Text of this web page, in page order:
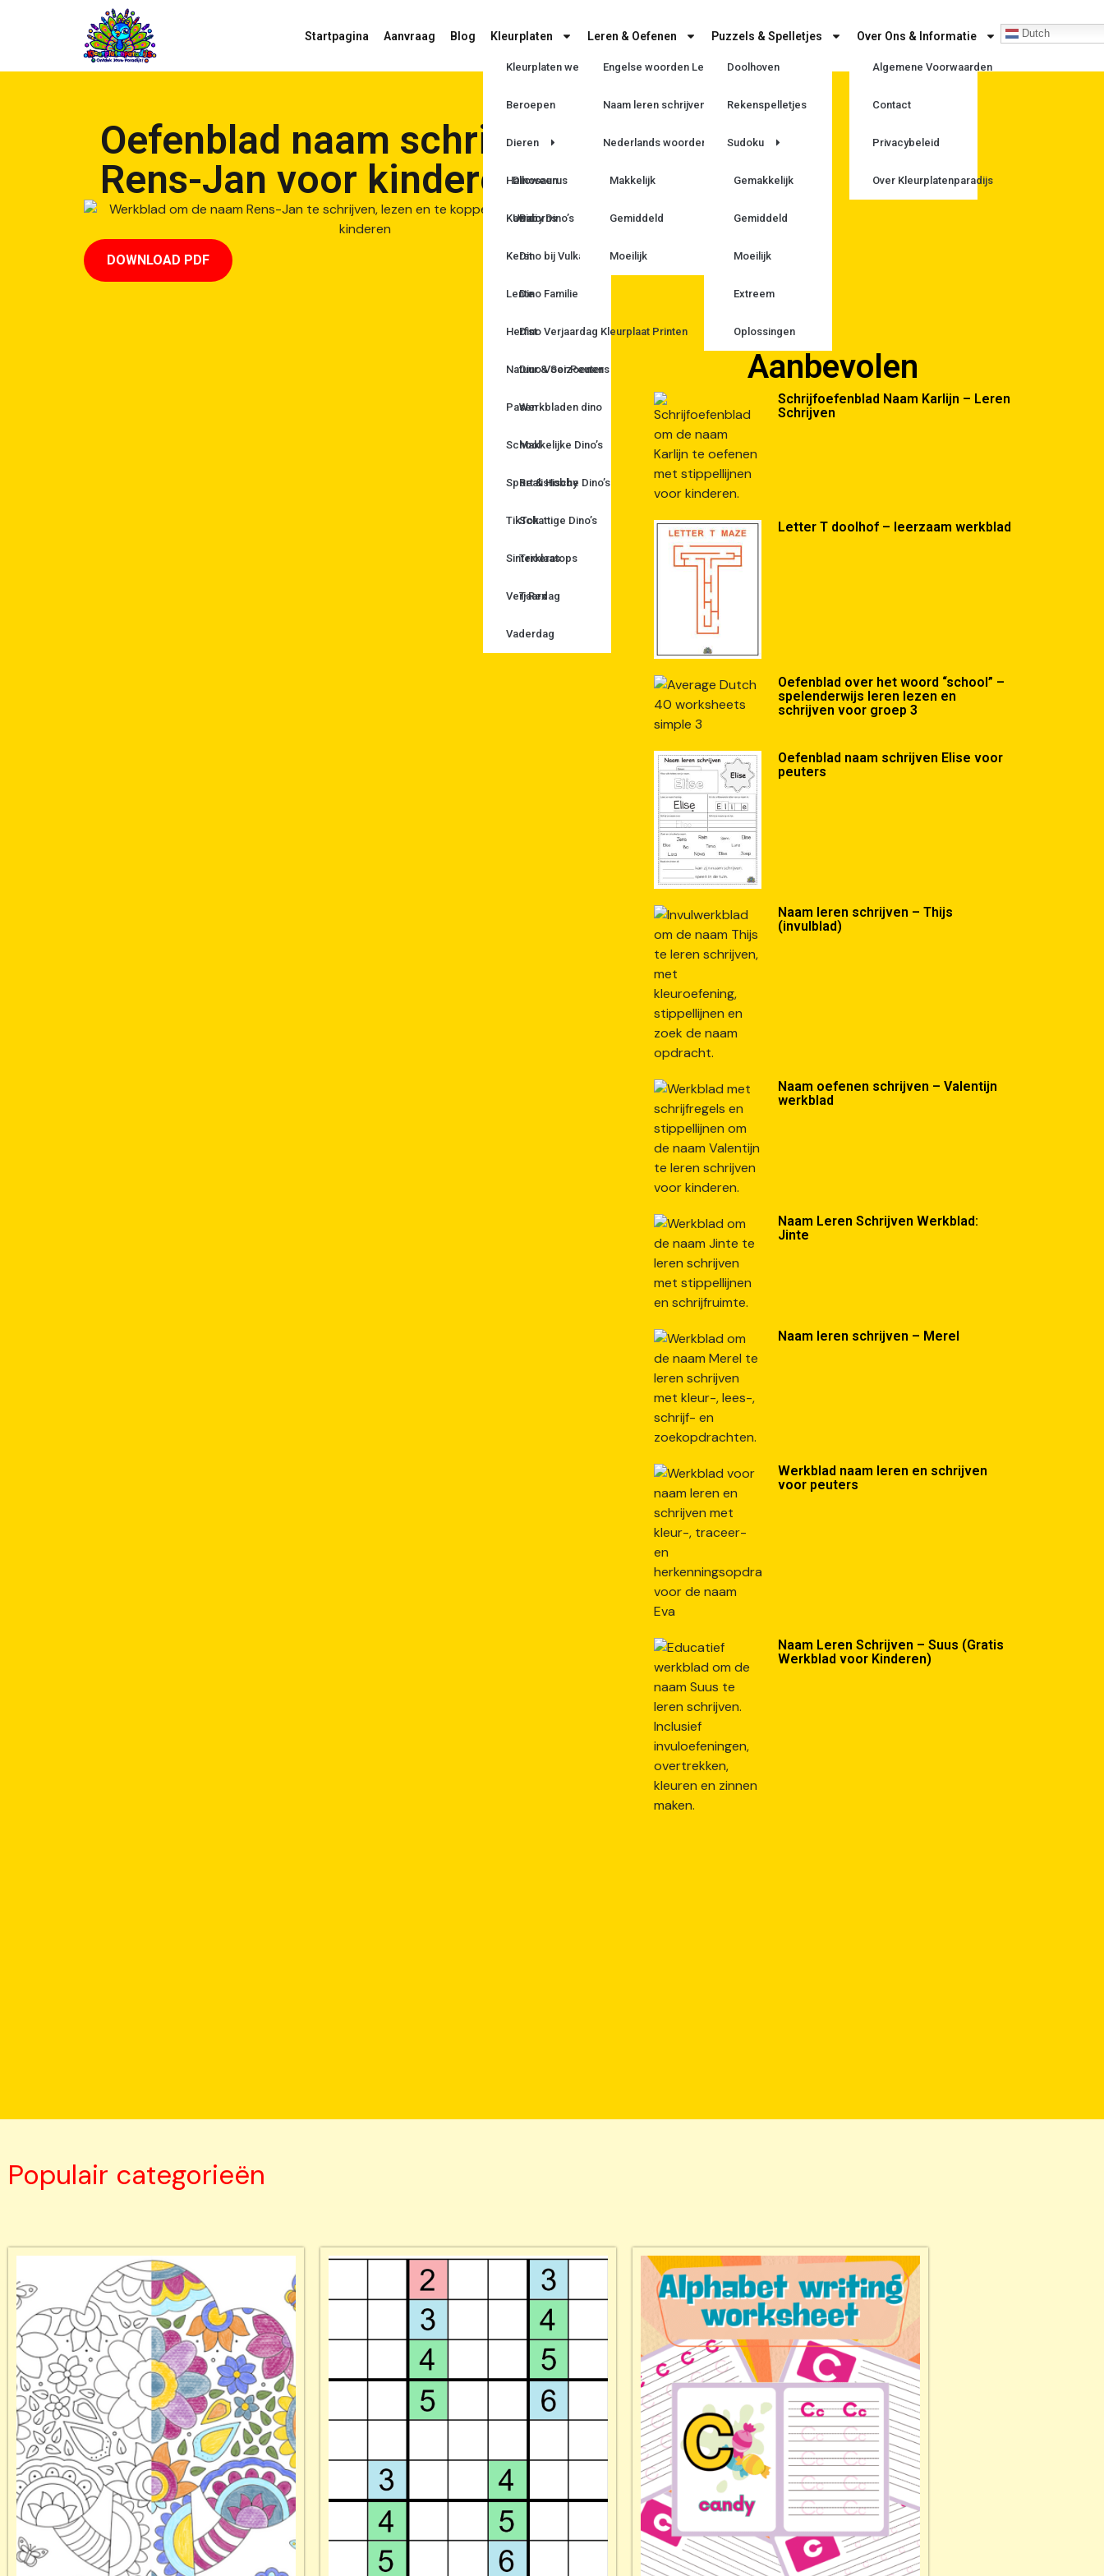
Startpagina Aanvraag Blog Kleurplaten
Kleurplaten wedstrijd
Beroepen
Dieren
Dinosaurus
Baby Dino’s
Dino bij Vulkaan
Dino Familie
Dino Verjaardag Kleurplaat Printen
Dino Voor Peuters
Werkbladen dino
Makkelijke Dino’s
Realistische Dino’s
Schattige Dino’s
Triceratops
T-Rex
Unicorns
Halloween
Kawaii
Kerst
Lente
Herfst
Natuur & Seizoenen
Pasen
School
Sport & Hobby
TikTok
Sinterklaas
Verjaardag
Vaderdag
Leren & Oefenen
Engelse woorden Leren
Naam leren schrijven
Nederlands woorden Leren
Makkelijk
Gemiddeld
Moeilijk
Puzzels & Spelletjes
Doolhoven
Rekenspelletjes
Sudoku
Gemakkelijk
Gemiddeld
Moeilijk
Extreem
Oplossingen
Over Ons & Informatie
Algemene Voorwaarden
Contact
Privacybeleid
Over Kleurplatenparadijs
Dutch
Oefenblad naam schrijven
Rens-Jan voor kinderen
DOWNLOAD PDF
Aanbevolen
Schrijfoefenblad Naam Karlijn – Leren
Schrijven
Letter T doolhof – leerzaam werkblad
Oefenblad over het woord “school” –
spelenderwijs leren lezen en
schrijven voor groep 3
Oefenblad naam schrijven Elise voor
peuters
Naam leren schrijven – Thijs
(invulblad)
Naam oefenen schrijven – Valentijn
werkblad
Naam Leren Schrijven Werkblad:
Jinte
Naam leren schrijven – Merel
Werkblad naam leren en schrijven
voor peuters
Naam Leren Schrijven – Suus (Gratis
Werkblad voor Kinderen)
Populair categorieën